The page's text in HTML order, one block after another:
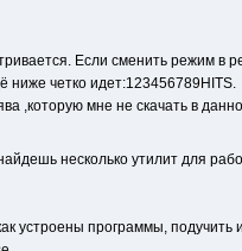
Если сменить режим в
ниже четко идет:123456789HITS.
,которую мне не скачать в
несколько утилит для
устроены программы,